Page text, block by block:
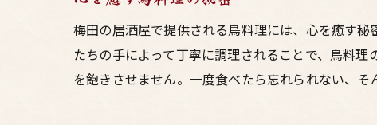
梅田の居酒屋で提供される鳥料理には、心を癒す
たちの手によって丁寧に調理されることで、鳥料
を飽きさせません。一度食べたら忘れられない、そ